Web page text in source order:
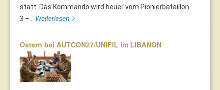
statt. Das Kommando wird heuer vom Pionierbataillon
3 –... Weiterlesen
Ostern bei AUTCON27/UNIFIL im LIBANON